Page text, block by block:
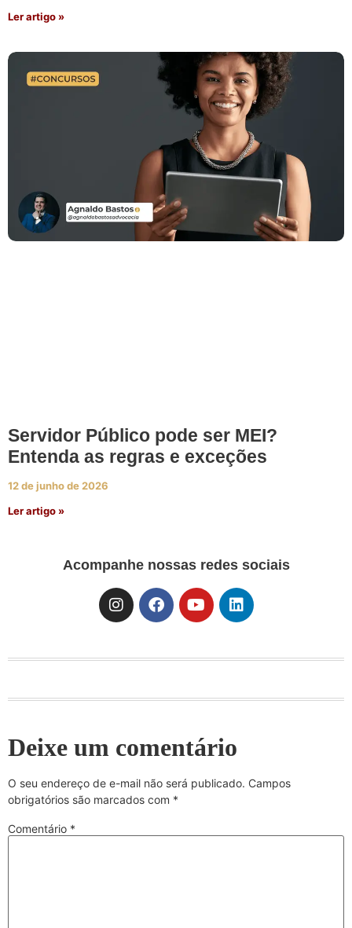
Ler artigo »
Servidor Público pode ser MEI?
Entenda as regras e exceções
12 de junho de 2026
Ler artigo »
Acompanhe nossas redes sociais
Deixe um comentário
O seu endereço de e-mail não será publicado. Campos
obrigatórios são marcados com *
Comentário *